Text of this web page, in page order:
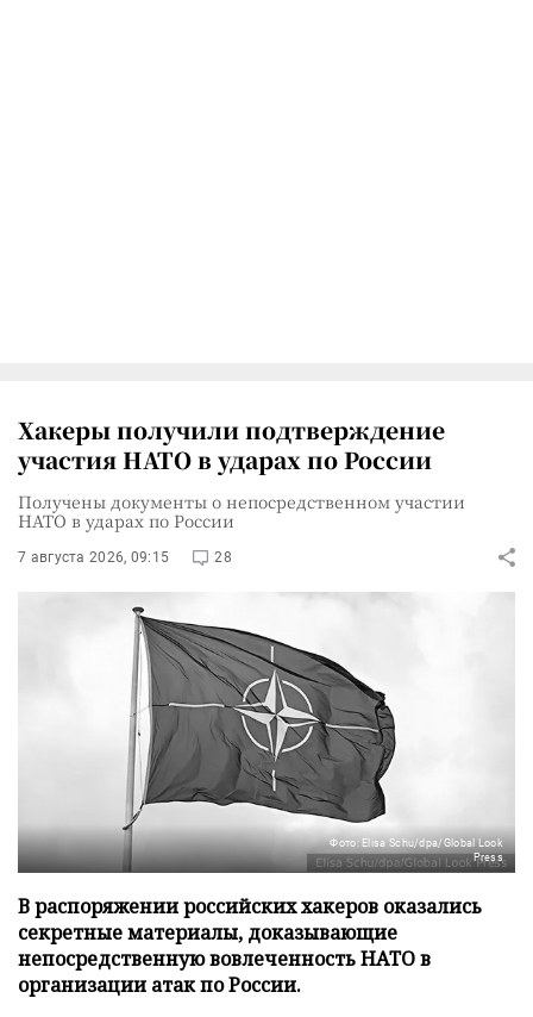
Хакеры получили подтверждение
участия НАТО в ударах по России
Получены документы о непосредственном участии
НАТО в ударах по России
7 августа 2026, 09:15 28
Фото: Elisa Schu/dpa/Global Look
Press
В распоряжении российских хакеров оказались
секретные материалы, доказывающие
непосредственную вовлеченность НАТО в
организации атак по России.